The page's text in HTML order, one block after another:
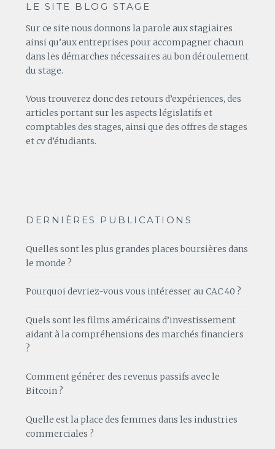
LE SITE BLOG STAGE
Sur ce site nous donnons la parole aux stagiaires
ainsi qu’aux entreprises pour accompagner chacun
dans les démarches nécessaires au bon déroulement
du stage.
Vous trouverez donc des retours d’expériences, des
articles portant sur les aspects législatifs et
comptables des stages, ainsi que des offres de stages
et cv d’étudiants.
DERNIÈRES PUBLICATIONS
Quelles sont les plus grandes places boursières dans
le monde ?
Pourquoi devriez-vous vous intéresser au CAC 40 ?
Quels sont les films américains d’investissement
aidant à la compréhensions des marchés financiers
?
Comment générer des revenus passifs avec le
Bitcoin ?
Quelle est la place des femmes dans les industries
commerciales ?